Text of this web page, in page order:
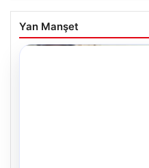
Yan Manşet